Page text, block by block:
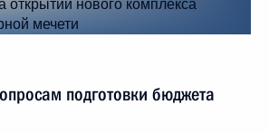
подготовки бюджета